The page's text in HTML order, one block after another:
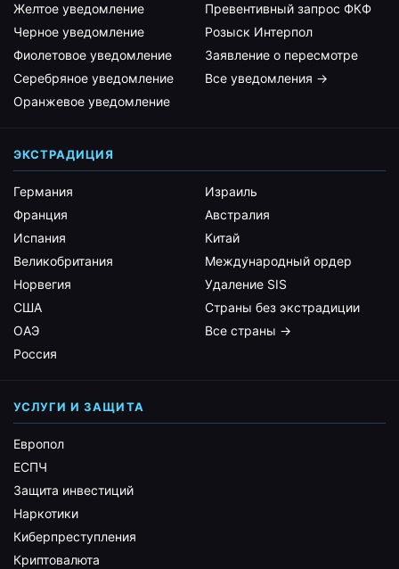
Желтое уведомление
Черное уведомление
Фиолетовое уведомление
Серебряное уведомление
Оранжевое уведомление
Превентивный запрос ФКФ
Розыск Интерпол
Заявление о пересмотре
Все уведомления →
ЭКСТРАДИЦИЯ
Германия
Франция
Испания
Великобритания
Норвегия
США
ОАЭ
Россия
Израиль
Австралия
Китай
Международный ордер
Удаление SIS
Страны без экстрадиции
Все страны →
УСЛУГИ И ЗАЩИТА
Европол
ЕСПЧ
Защита инвестиций
Наркотики
Киберпреступления
Криптовалюта